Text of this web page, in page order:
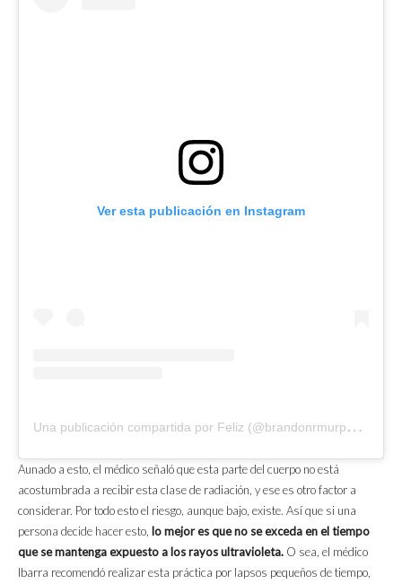
Ver esta publicación en Instagram
U
na publicación compartida por Feliz (@brandonrmurphy7)
Aunado a esto, el médico señaló que esta parte del cuerpo no está
acostumbrada a recibir esta clase de radiación, y ese es otro factor a
considerar. Por todo esto el riesgo, aunque bajo, existe. Así que si una
persona decide hacer esto, lo mejor es que no se exceda en el tiempo
que se mantenga expuesto a los rayos ultravioleta. O sea, el médico
Ibarra recomendó realizar esta práctica por lapsos pequeños de tiempo,